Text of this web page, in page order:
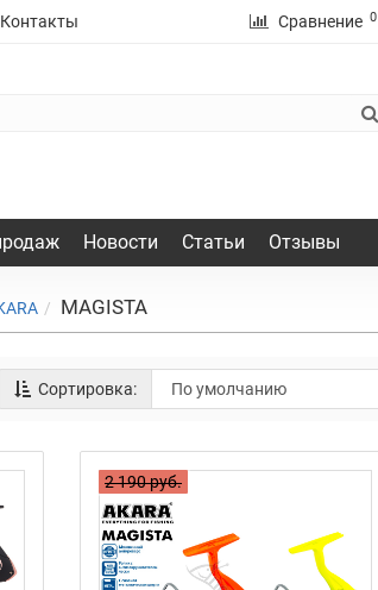
Контакты Сравнение 0
Новости Статьи Отзывы
MAGISTA
Сортировка:
2 190 руб.